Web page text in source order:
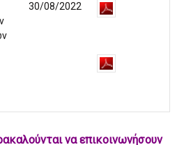
30/08/2022
να επικοινωνήσουν